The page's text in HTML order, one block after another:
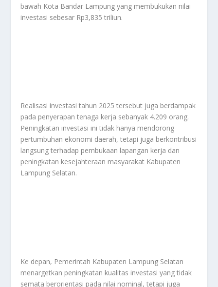
bawah Kota Bandar Lampung yang membukukan nilai
investasi sebesar Rp3,835 triliun.
Realisasi investasi tahun 2025 tersebut juga berdampak
pada penyerapan tenaga kerja sebanyak 4.209 orang.
Peningkatan investasi ini tidak hanya mendorong
pertumbuhan ekonomi daerah, tetapi juga berkontribusi
langsung terhadap pembukaan lapangan kerja dan
peningkatan kesejahteraan masyarakat Kabupaten
Lampung Selatan.
Ke depan, Pemerintah Kabupaten Lampung Selatan
menargetkan peningkatan kualitas investasi yang tidak
semata berorientasi pada nilai nominal, tetapi juga